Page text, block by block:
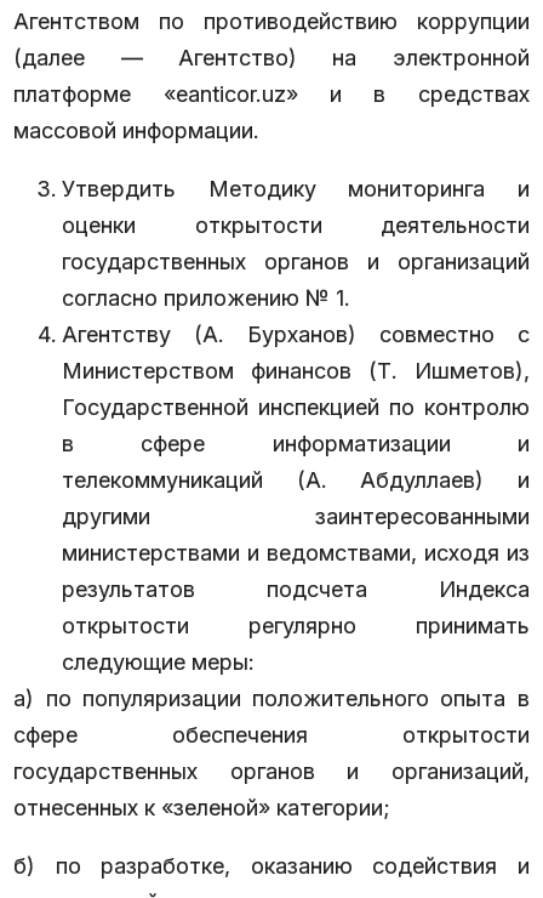
Агентством по противодействию коррупции
(далее — Агентство) на электронной
платформе «eanticor.uz» и в средствах
массовой информации.
Утвердить Методику мониторинга и
оценки открытости деятельности
государственных органов и организаций
согласно приложению № 1.
Агентству (А. Бурханов) совместно с
Министерством финансов (Т. Ишметов),
Государственной инспекцией по контролю
в сфере информатизации и
телекоммуникаций (А. Абдуллаев) и
другими заинтересованными
министерствами и ведомствами, исходя из
результатов подсчета Индекса
открытости регулярно принимать
следующие меры:
а) по популяризации положительного опыта в
сфере обеспечения открытости
государственных органов и организаций,
отнесенных к «зеленой» категории;
б) по разработке, оказанию содействия и